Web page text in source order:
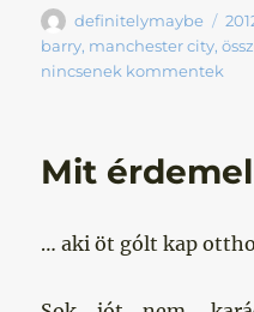
Szerző
definitelymaybe
barry, manchester city,
nincsenek kommentek
Mit
… aki öt gólt kap